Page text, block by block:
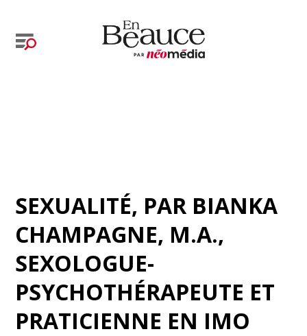
SEXUALITÉ, PAR BIANKA
CHAMPAGNE, M.A.,
SEXOLOGUE-
PSYCHOTHÉRAPEUTE ET
PRATICIENNE EN IMO